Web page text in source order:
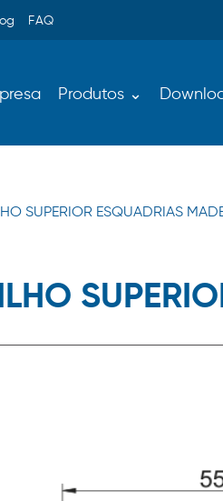
FAQ
Produtos ⌄
SUPERIOR ESQUADRIAS